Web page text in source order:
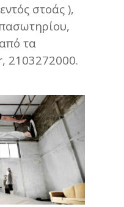
στοάς ),
τα
2103272000.